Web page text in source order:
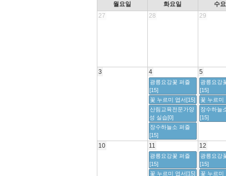
월요일 화요일
수
27
28 29
3 4 5
10 11 12
광릉요강꽃 퍼즐
[15]
광릉요강
[15]
꽃 누르미 엽서[15]
꽃 누르미
산림교육전문가양
성 실습[0]
장수하늘
[15]
장수하늘소 퍼즐
[15]
광릉요강꽃 퍼즐
[15]
광릉요강
[15]
꽃 누르미 엽서[15]
꽃 누르미